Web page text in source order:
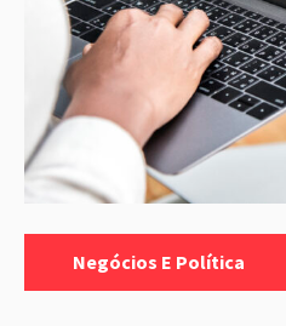
Categorias:
Negócios E Política